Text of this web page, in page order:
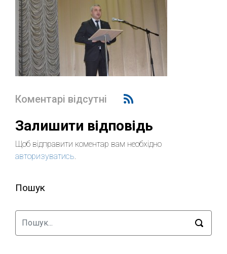
Коментарі відсутні
Залишити відповідь
Щоб відправити коментар вам необхідно
авторизуватись.
Пошук